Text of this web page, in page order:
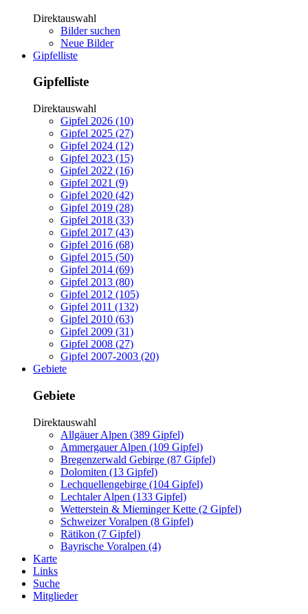
Direktauswahl
Bilder suchen
Neue Bilder
Gipfelliste
Gipfelliste
Direktauswahl
Gipfel 2026 (10)
Gipfel 2025 (27)
Gipfel 2024 (12)
Gipfel 2023 (15)
Gipfel 2022 (16)
Gipfel 2021 (9)
Gipfel 2020 (42)
Gipfel 2019 (28)
Gipfel 2018 (33)
Gipfel 2017 (43)
Gipfel 2016 (68)
Gipfel 2015 (50)
Gipfel 2014 (69)
Gipfel 2013 (80)
Gipfel 2012 (105)
Gipfel 2011 (132)
Gipfel 2010 (63)
Gipfel 2009 (31)
Gipfel 2008 (27)
Gipfel 2007-2003 (20)
Gebiete
Gebiete
Direktauswahl
Allgäuer Alpen (389 Gipfel)
Ammergauer Alpen (109 Gipfel)
Bregenzerwald Gebirge (87 Gipfel)
Dolomiten (13 Gipfel)
Lechquellengebirge (104 Gipfel)
Lechtaler Alpen (133 Gipfel)
Wetterstein & Mieminger Kette (2 Gipfel)
Schweizer Voralpen (8 Gipfel)
Rätikon (7 Gipfel)
Bayrische Voralpen (4)
Karte
Links
Suche
Mitglieder